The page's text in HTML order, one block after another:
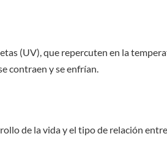
(UV), que repercuten en la
contraen y se enfrían.
de la vida y el tipo de relación